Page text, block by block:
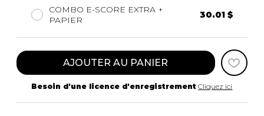
COMBO E-SCORE EXTRA +
PAPIER
30.01 $
AJOUTER AU PANIER
Besoin d'une licence d'enregistrement Cliquez ici